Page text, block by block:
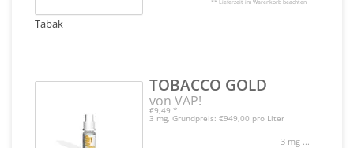
** Lieferzeit im Warenkorb beachten
Tabak
TOBACCO GOLD
von VAP!
€9,49 *
3 mg, Grundpreis: €949,00 pro Liter
3 mg ...